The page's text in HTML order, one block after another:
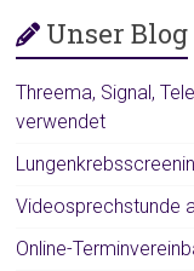
Unser Blog
Threema, Signal,
verwendet
Videosprechstunde
Online-